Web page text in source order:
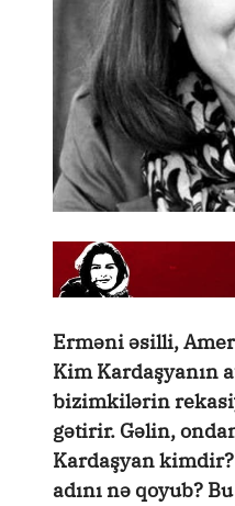
Erməni əsilli,
Kim Kardaşyanın
bizimkilərin
gətirir. Gəlin,
Kardaşyan
adını nə qoyub?